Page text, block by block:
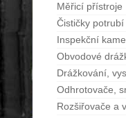
Měřicí přístroje
Čističky potrubí
Inspekční
Obvodové
Drážkování,
Odhrotovače,
Rozšiřovače a